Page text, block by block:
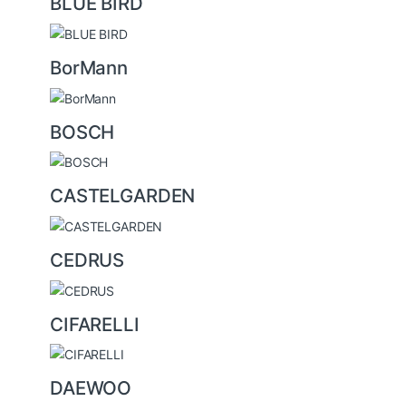
BorMann
BOSCH
CASTELGARDEN
CEDRUS
CIFARELLI
DAEWOO